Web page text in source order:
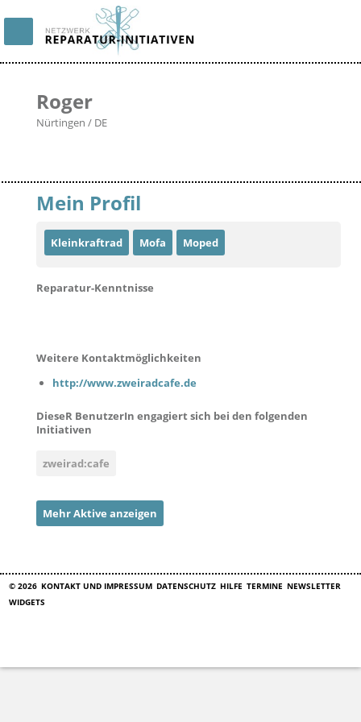
Roger
Nürtingen / DE
Mein Profil
Kleinkraftrad Mofa Moped
Reparatur-Kenntnisse
Weitere Kontaktmöglichkeiten
http://www.zweiradcafe.de
DieseR BenutzerIn engagiert sich bei den folgenden
Initiativen
zweirad:cafe
Mehr Aktive anzeigen
© 2026 KONTAKT UND IMPRESSUM DATENSCHUTZ HILFE TERMINE NEWSLETTER
WIDGETS